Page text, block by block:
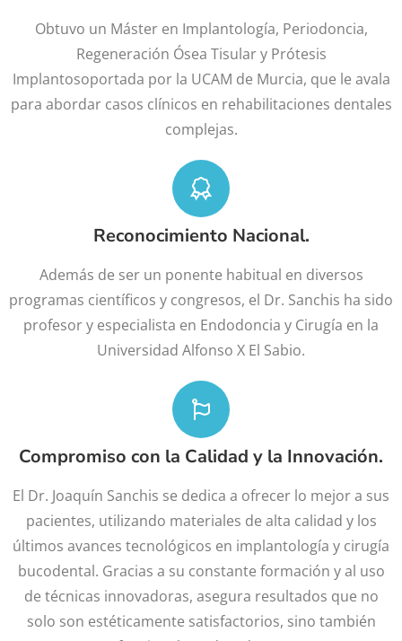
Obtuvo un Máster en Implantología, Periodoncia,
Regeneración Ósea Tisular y Prótesis
Implantosoportada por la UCAM de Murcia, que le avala
para abordar casos clínicos en rehabilitaciones dentales
complejas.
Reconocimiento Nacional.
Además de ser un ponente habitual en diversos
programas científicos y congresos, el Dr. Sanchis ha sido
profesor y especialista en Endodoncia y Cirugía en la
Universidad Alfonso X El Sabio.
Compromiso con la Calidad y la Innovación.
El Dr. Joaquín Sanchis se dedica a ofrecer lo mejor a sus
pacientes, utilizando materiales de alta calidad y los
últimos avances tecnológicos en implantología y cirugía
bucodental. Gracias a su constante formación y al uso
de técnicas innovadoras, asegura resultados que no
solo son estéticamente satisfactorios, sino también